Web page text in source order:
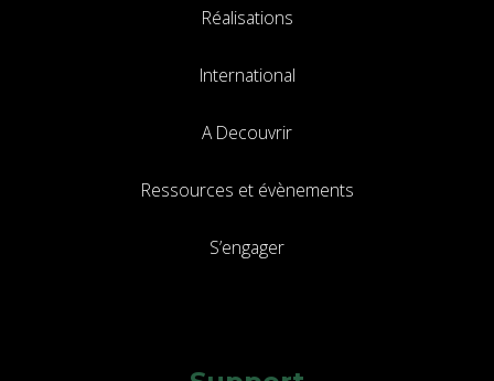
Réalisations
International
A Decouvrir
Ressources et évènements
S’engager